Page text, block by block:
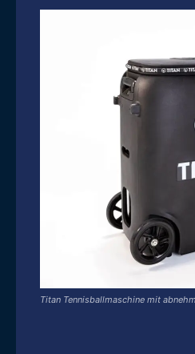
Titan Tennisballmaschine mit